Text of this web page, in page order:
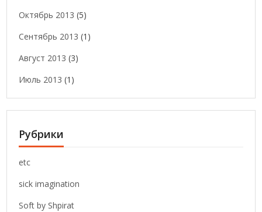
Октябрь 2013 (5)
Сентябрь 2013 (1)
Август 2013 (3)
Июль 2013 (1)
Рубрики
etc
sick imagination
Soft by Shpirat